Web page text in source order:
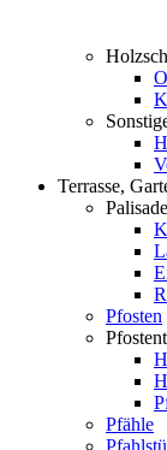
Terrasse,
Pfosten
Pfähle